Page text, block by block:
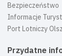
Bezpieczeństwo
Informacje
Port Lotniczy
Przydatne